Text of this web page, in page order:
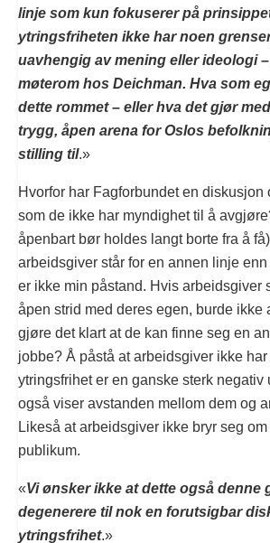
linje som kun fokuserer på
ytringsfriheten ikke har noen
uavhengig av mening eller ideologi
møterom hos Deichman. Hva som
dette rommet – eller hva det gjør
trygg, åpen arena for Oslos
stilling til.»
Hvorfor har Fagforbundet en diskusjon
som de ikke har myndighet til å
åpenbart bør holdes langt borte fra å
arbeidsgiver står for en annen linje
er ikke min påstand. Hvis arbeidsgiver
åpen strid med deres egen, burde ikke
gjøre det klart at de kan finne seg en
jobbe? Å påstå at arbeidsgiver ikke
ytringsfrihet er en ganske sterk negativ
også viser avstanden mellom dem og
Likeså at arbeidsgiver ikke bryr seg om
publikum.
«Vi ønsker ikke at dette også denne
degenerere til nok en forutsigbar
ytringsfrihet.»